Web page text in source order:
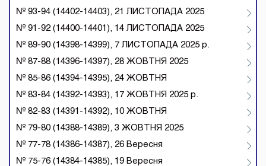
№ 93-94 (14402-14403), 21 ЛИСТОПАДА 2025
№ 91-92 (14400-14401), 14 ЛИСТОПАДА 2025
№ 89-90 (14398-14399), 7 ЛИСТОПАДА 2025 р.
№ 87-88 (14396-14397), 28 ЖОВТНЯ 2025
№ 85-86 (14394-14395), 24 ЖОВТНЯ
№ 83-84 (14392-14393), 17 ЖОВТНЯ 2025 р.
№ 82-83 (14391-14392), 10 ЖОВТНЯ
№ 79-80 (14388-14389), 3 ЖОВТНЯ 2025
№ 77-78 (14386-14387), 26 Вересня
№ 75-76 (14384-14385), 19 Вересня